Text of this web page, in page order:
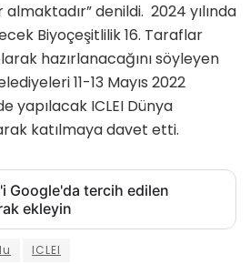
almaktadır” denildi. 2024 yılında
Biyoçeşitlilik 16. Taraflar
hazırlanacağını söyleyen
11-13 Mayıs 2022
yapılacak ICLEI Dünya
katılmaya davet etti.
Google'da tercih edilen
ekleyin
ICLEI